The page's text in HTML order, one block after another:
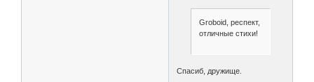
Groboid, респект,
отличные стихи!
Спасиб, дружище.